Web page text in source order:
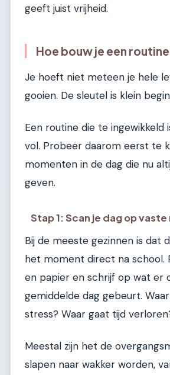
geeft juist vrijheid.
Hoe bouw je een
Je hoeft niet meteen je hele
gooien. De sleutel is klein
Een routine die te ingewikkeld
vol. Probeer daarom eerst te
momenten in de dag die nu
geven.
Stap 1: Scan je dag op
Bij de meeste gezinnen is dat
het moment direct na school.
en papier en schrijf op wat er
gemiddelde dag gebeurt.
stress? Waar gaat tijd
Meestal zijn het de
slapen naar wakker worden,